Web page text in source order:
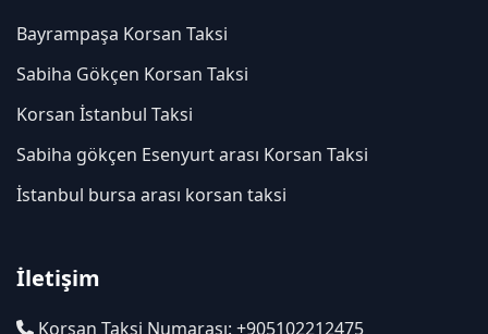
Bayrampaşa Korsan Taksi
Sabiha Gökçen Korsan Taksi
Korsan İstanbul Taksi
Sabiha gökçen Esenyurt arası Korsan Taksi
İstanbul bursa arası korsan taksi
İletişim
Korsan Taksi Numarası: +905102212475